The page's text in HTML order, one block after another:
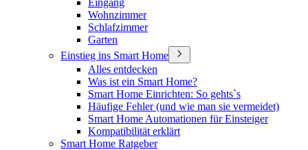
Eingang
Wohnzimmer
Schlafzimmer
Garten
Einstieg ins Smart Home
Alles entdecken
Was ist ein Smart Home?
Smart Home Einrichten: So gehts`s
Häufige Fehler (und wie man sie vermeidet)
Smart Home Automationen für Einsteiger
Kompatibilität erklärt
Smart Home Ratgeber